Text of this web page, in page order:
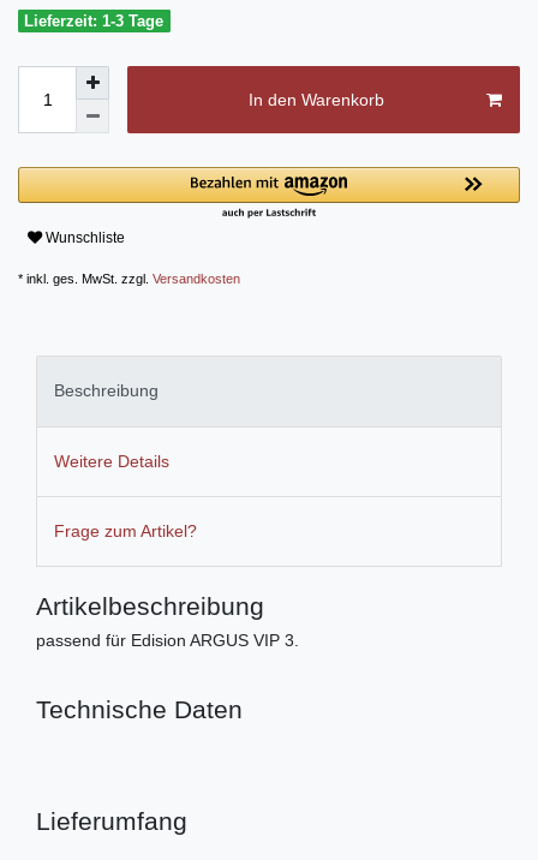
Lieferzeit: 1-3 Tage
In den Warenkorb
Wunschliste
* inkl. ges. MwSt. zzgl. Versandkosten
Beschreibung
Weitere Details
Frage zum Artikel?
Artikelbeschreibung
passend für Edision ARGUS VIP 3.
Technische Daten
Lieferumfang